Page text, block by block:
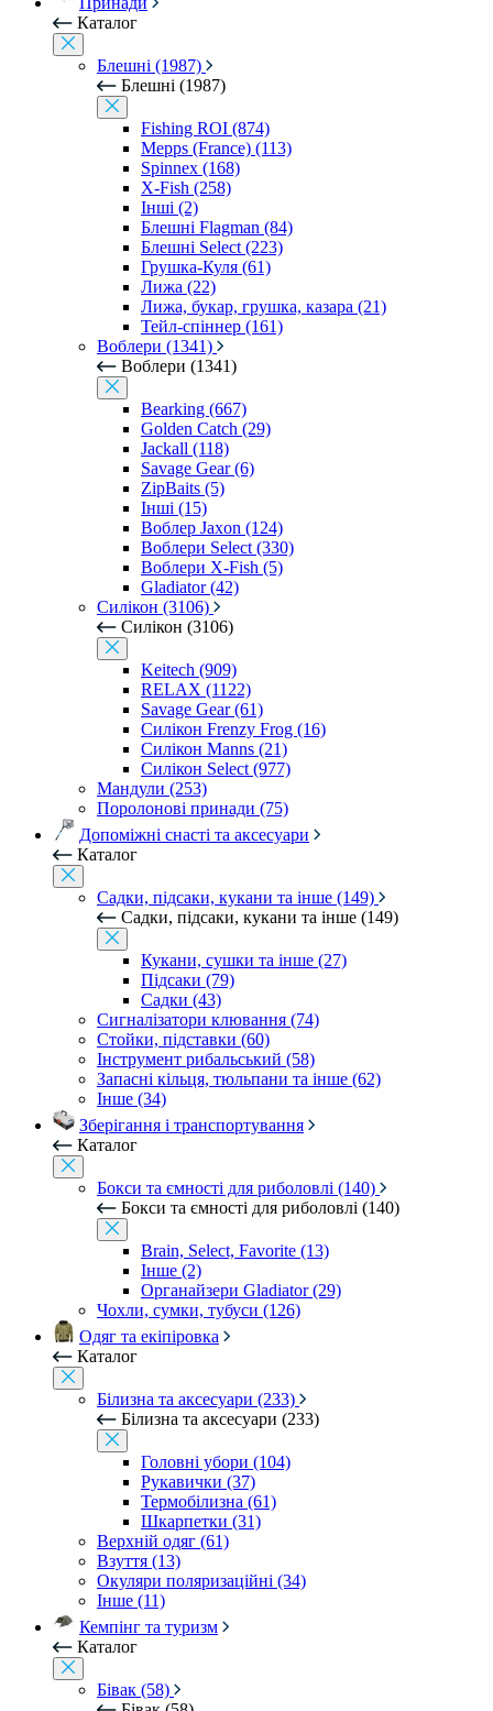
Каталог
Блешні (1987)
Блешні (1987)
Fishing ROI (874)
Mepps (France) (113)
Spinnex (168)
X-Fish (258)
Інші (2)
Блешні Flagman (84)
Блешні Select (223)
Грушка-Куля (61)
Лижа (22)
Лижа, букар, грушка, казара (21)
Тейл-спіннер (161)
Воблери (1341)
Воблери (1341)
Bearking (667)
Golden Catch (29)
Jackall (118)
Savage Gear (6)
ZipBaits (5)
Інші (15)
Воблер Jaxon (124)
Воблери Select (330)
Воблери X-Fish (5)
Gladiator (42)
Силікон (3106)
Силікон (3106)
Keitech (909)
RELAX (1122)
Savage Gear (61)
Силікон Frenzy Frog (16)
Силікон Manns (21)
Силікон Select (977)
Мандули (253)
Поролонові принади (75)
Допоміжні снасті та аксесуари
Каталог
Садки, підсаки, кукани та інше (149)
Садки, підсаки, кукани та інше (149)
Кукани, сушки та інше (27)
Підсаки (79)
Садки (43)
Сигналізатори клювання (74)
Стойки, підставки (60)
Інструмент рибальський (58)
Запасні кільця, тюльпани та інше (62)
Інше (34)
Зберігання і транспортування
Каталог
Бокси та ємності для риболовлі (140)
Бокси та ємності для риболовлі (140)
Brain, Select, Favorite (13)
Інше (2)
Органайзери Gladiator (29)
Чохли, сумки, тубуси (126)
Одяг та екіпіровка
Каталог
Білизна та аксесуари (233)
Білизна та аксесуари (233)
Головні убори (104)
Рукавички (37)
Термобілизна (61)
Шкарпетки (31)
Верхній одяг (61)
Взуття (13)
Окуляри поляризаційні (34)
Інше (11)
Кемпінг та туризм
Каталог
Бівак (58)